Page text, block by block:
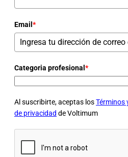
Email *
Categoria profesional *
Al suscribirte, aceptas losTérminos
de privacidad de Voltimum